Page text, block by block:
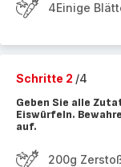
4Einige
Schritte 2 /4
Geben Sie alle
Eiswürfeln.
auf.
200g